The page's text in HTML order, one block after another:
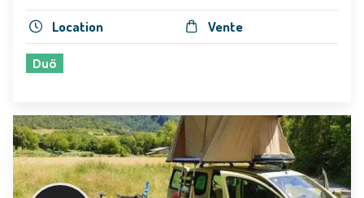
Location Vente
Duö